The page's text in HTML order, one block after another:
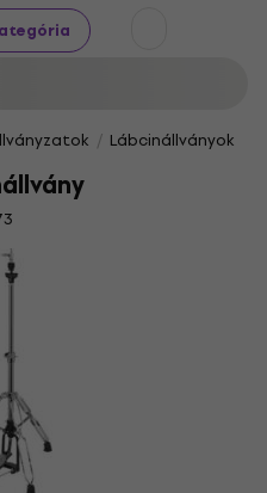
Lábcinállványok